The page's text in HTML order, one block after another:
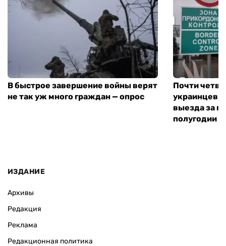
В быстрое завершение войны верят
не так уж много граждан — опрос
Почти
украинцев
выезда за
полугодии
ИЗДАНИЕ
Архивы
Редакция
Реклама
Редакционная политика